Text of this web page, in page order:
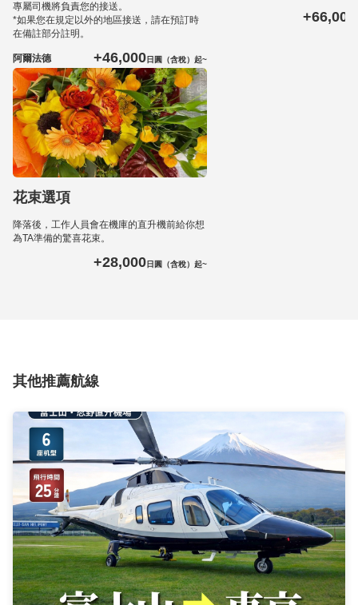
專屬司機將負責您的接送。
*如果您在規定以外的地區接送，請在預訂時
在備註部分註明。
阿爾法德 +46,000日圓（含稅）起~
花束選項
降落後，工作人員會在機庫的直升機前給你想
為TA準備的驚喜花束。
+28,000日圓（含稅）起~
+66,000
其他推薦航線